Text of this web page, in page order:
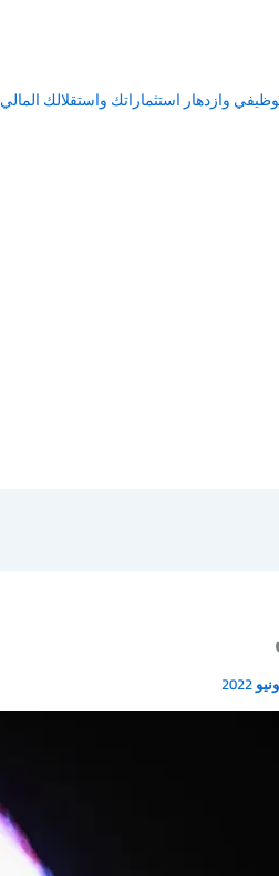
وازدهار استثماراتك واستقلالك المالي